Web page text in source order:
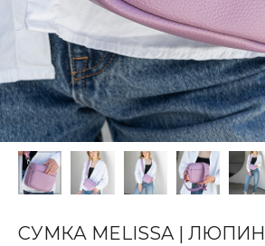
СУМКА MELISSA | ЛЮПИН